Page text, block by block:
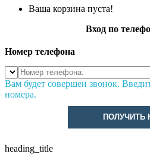
Ваша корзина пуста!
Вход по
Номер телефона
Вам будет совершен звонок.
номера.
ПОЛУЧИТЬ
heading_title